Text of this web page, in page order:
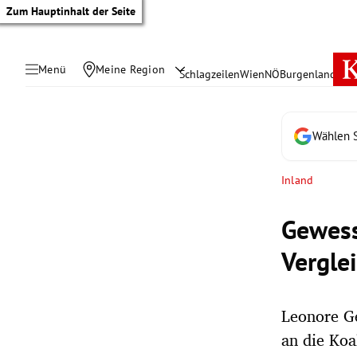
Zum Hauptinhalt der Seite
Menü Meine Region SchlagzeilenWienNÖBurgenland
Wählen
Inland
Leonore
an die